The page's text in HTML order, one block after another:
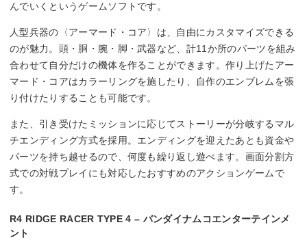
んでいくというゲームソフトです。
人型兵器の〈アーマード・コア〉は、自由にカスタマイズできる
のが魅力。頭・胴・腕・脚・武器など、計11か所のパーツを組み
合わせて自分だけの機体を作ることができます。作り上げたアー
マード・コアはカラーリングを施したり、自作のエンブレムを張
り付けたりすることも可能です。
また、引き受けたミッションに応じてストーリーが分岐するマル
チエンディング方式を採用。エンディングを迎えたあとも資金や
パーツを持ち越せるので、何度も繰り返し遊べます。画面分割方
式での対戦プレイにも対応したおすすめのアクションゲームで
す。
R4 RIDGE RACER TYPE 4 – バンダイナムコエンターテインメ
ント